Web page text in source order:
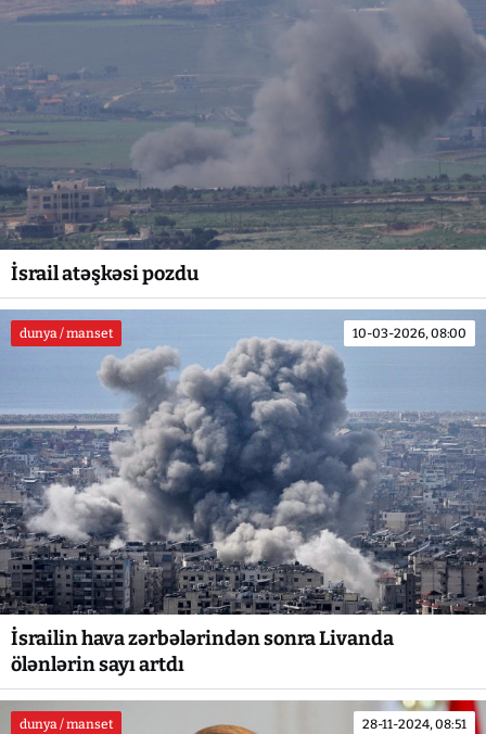
İsrail atəşkəsi pozdu
dunya / manset 10-03-2026, 08:00
İsrailin hava zərbələrindən sonra Livanda
ölənlərin sayı artdı
dunya / manset 28-11-2024, 08:51